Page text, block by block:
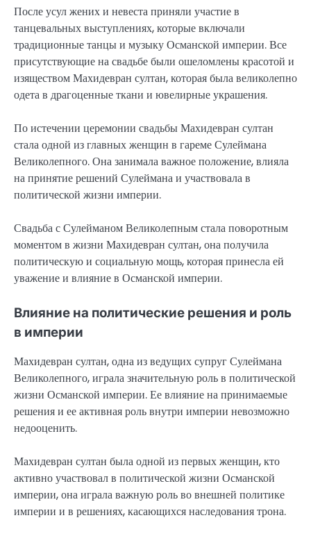
После усул жених и невеста приняли участие в
танцевальных выступлениях, которые включали
традиционные танцы и музыку Османской империи. Все
присутствующие на свадьбе были ошеломлены красотой и
изяществом Махидевран султан, которая была великолепно
одета в драгоценные ткани и ювелирные украшения.
По истечении церемонии свадьбы Махидевран султан
стала одной из главных женщин в гареме Сулеймана
Великолепного. Она занимала важное положение, влияла
на принятие решений Сулеймана и участвовала в
политической жизни империи.
Свадьба с Сулейманом Великолепным стала поворотным
моментом в жизни Махидевран султан, она получила
политическую и социальную мощь, которая принесла ей
уважение и влияние в Османской империи.
Влияние на политические решения и роль
в империи
Махидевран султан, одна из ведущих супруг Сулеймана
Великолепного, играла значительную роль в политической
жизни Османской империи. Ее влияние на принимаемые
решения и ее активная роль внутри империи невозможно
недооценить.
Махидевран султан была одной из первых женщин, кто
активно участвовал в политической жизни Османской
империи, она играла важную роль во внешней политике
империи и в решениях, касающихся наследования трона.